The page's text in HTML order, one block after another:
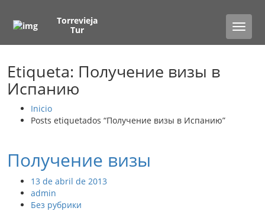
Toggle
Torrevieja
Tur
Etiqueta: Получение визы в
Испанию
Inicio
Posts etiquetados “Получение визы в Испанию”
Получение визы
13 de abril de 2013
admin
Без рубрики